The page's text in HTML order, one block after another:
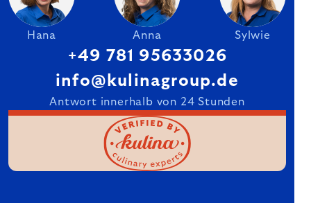
Hana Anna Sylwie
+49 781 95633026
info@kulinagroup.de
Antwort innerhalb von 24 Stunden